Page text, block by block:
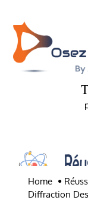
content
Home
Diffraction
pour